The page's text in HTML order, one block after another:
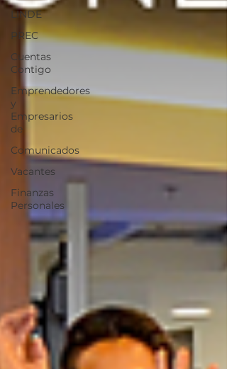
LINDE
PREC
Cuentas
Contigo
Emprendedores
y
Empresarios
de
Comunicados
Vacantes
Finanzas
Personales